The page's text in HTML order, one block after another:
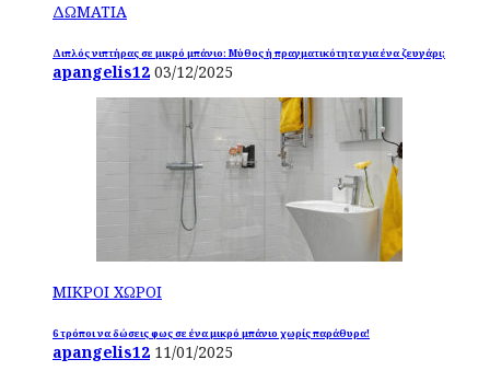
ΔΩΜΑΤΙΑ
Διπλός νιπτήρας σε μικρό μπάνιο: Μύθος ή πραγματικότητα για ένα ζευγάρι;
apangelis12 03/12/2025
ΜΙΚΡΟΙ ΧΩΡΟΙ
6 τρόποι να δώσεις φως σε ένα μικρό μπάνιο χωρίς παράθυρα!
apangelis12 11/01/2025